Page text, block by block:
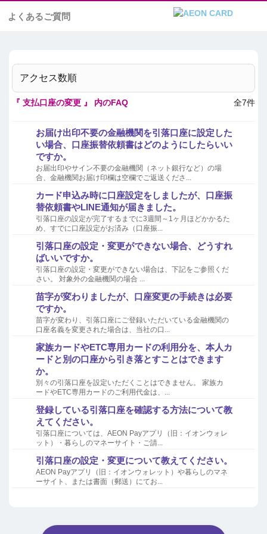
よくあるご質問
『 支払口座の変更 』 内のFAQ 全7件
お届け出印不要の金融機関を引落口座に設定した
い場合、口座振替依頼書はどのようにしたらいい
ですか。
お届出印やサイン不要の金融機関（ネット銀行など）の場
合、金融機関お届け印欄は空欄でご返送くださ...
カード申込み時に口座設定をしましたが、口座振
替依頼書やLINE通知が届きました。
引落口座の設定が完了するまでに3週間～1ヶ月ほどかかるた
め、すでに口座設定がお済み（口座振...
引落口座の設定・変更ができない場合、どうすれ
ばいいですか。
引落口座の設定・変更ができない場合は、下記をご参照くだ
さい。 対象外の金融機関の場合 ...
苗字が変わりましたが、口座変更の手続きは必要
ですか。
苗字が変わり、引落口座にご登録いただいている金融機関の
口座名義を変更された場合は、当社の口...
家族カードやETC専用カードの利用分を、本人カ
ードと別の口座から引き落とすことはできます
か。
別々の引落口座を設定いただくことはできません。 家族カ
ードやETC専用カードのご利用代金は、...
登録している引落口座を確認する方法について教
えてください。
引落口座については、AEON Payアプリ（旧：イオンウォレ
ット）・暮らしのマネーサイト・ご請...
引落口座の設定・変更について教えてください。
AEON Payアプリ（旧：イオンウォレット）や暮らしのマネ
ーサイト、または書面（郵送）にてお...